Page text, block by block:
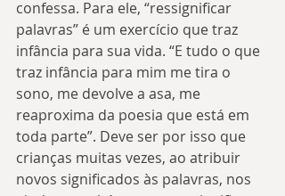
confessa. Para ele, “ressignificar
palavras” é um exercício que traz
infância para sua vida. “E tudo o que
traz infância para mim me tira o
sono, me devolve a asa, me
reaproxima da poesia que está em
toda parte”. Deve ser por isso que
crianças muitas vezes, ao atribuir
novos significados às palavras, nos